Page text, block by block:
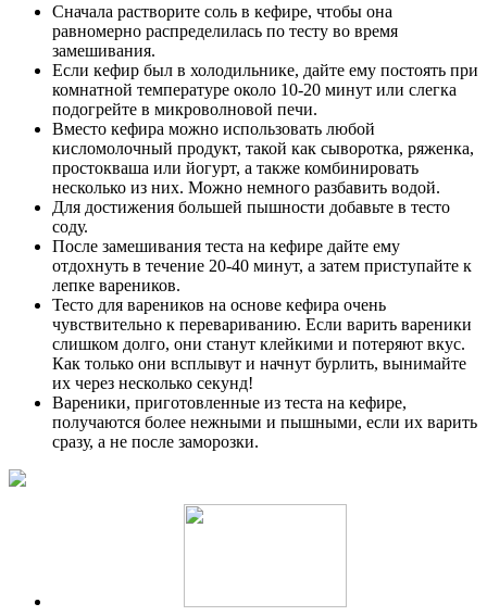
Сначала растворите соль в кефире, чтобы она
равномерно распределилась по тесту во время
замешивания.
Если кефир был в холодильнике, дайте ему постоять при
комнатной температуре около 10-20 минут или слегка
подогрейте в микроволновой печи.
Вместо кефира можно использовать любой
кисломолочный продукт, такой как сыворотка, ряженка,
простокваша или йогурт, а также комбинировать
несколько из них. Можно немного разбавить водой.
Для достижения большей пышности добавьте в тесто
соду.
После замешивания теста на кефире дайте ему
отдохнуть в течение 20-40 минут, а затем приступайте к
лепке вареников.
Тесто для вареников на основе кефира очень
чувствительно к перевариванию. Если варить вареники
слишком долго, они станут клейкими и потеряют вкус.
Как только они всплывут и начнут бурлить, вынимайте
их через несколько секунд!
Вареники, приготовленные из теста на кефире,
получаются более нежными и пышными, если их варить
сразу, а не после заморозки.